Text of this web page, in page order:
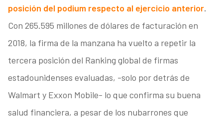
posición del podium respecto al ejercicio anterior.
Con 265.595 millones de dólares de facturación en
2018, la firma de la manzana ha vuelto a repetir la
tercera posición del Ranking global de firmas
estadounidenses evaluadas, -solo por detrás de
Walmart y Exxon Mobile- lo que confirma su buena
salud financiera, a pesar de los nubarrones que